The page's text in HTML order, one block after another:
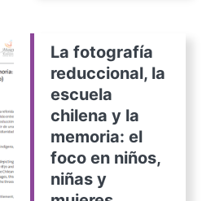
La fotografía
reduccional, la
escuela
chilena y la
memoria: el
foco en niños,
niñas y